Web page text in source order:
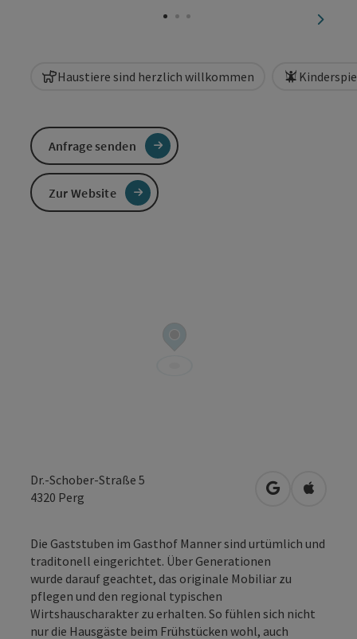
Haustiere sind herzlich willkommen
Dr.-Schober-Straße 5
4320 Perg in Google
in
Die Gaststuben im Gasthof Manner sind urtümlich und
traditonell eingerichtet. Über Generationen
wurde darauf geachtet, das originale Mobiliar zu
pflegen und den regional typischen
Wirtshauscharakter zu erhalten. So fühlen sich nicht
nur die Hausgäste beim Frühstücken wohl, auch
Anfrage senden
Zur Website